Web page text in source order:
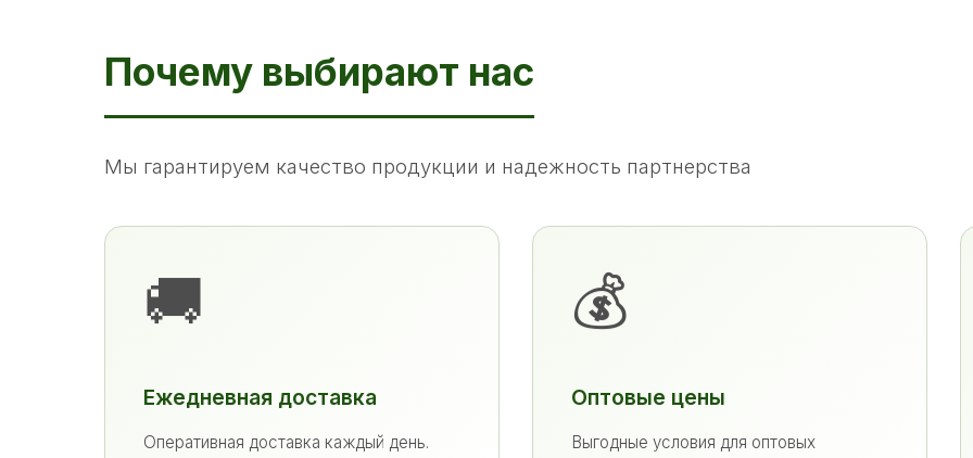
Почему выбирают нас
Мы гарантируем качество продукции и надежность партнерства
🚚
Ежедневная доставка
Оперативная доставка каждый день.
💰
Оптовые цены
Выгодные условия для оптовых